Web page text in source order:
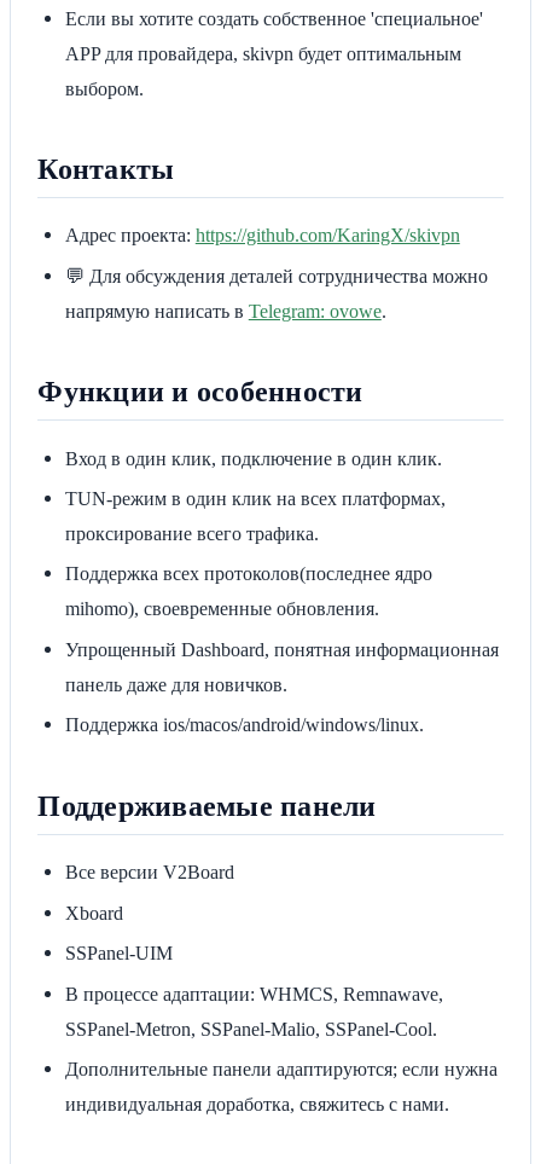
Если вы хотите создать собственное 'специальное'
APP для провайдера, skivpn будет оптимальным
выбором.
Контакты
Адрес проекта: https://github.com/KaringX/skivpn
💬 Для обсуждения деталей сотрудничества можно
напрямую написать в Telegram: ovowe.
Функции и особенности
Вход в один клик, подключение в один клик.
TUN-режим в один клик на всех платформах,
проксирование всего трафика.
Поддержка всех протоколов(последнее ядро
mihomo), своевременные обновления.
Упрощенный Dashboard, понятная информационная
панель даже для новичков.
Поддержка ios/macos/android/windows/linux.
Поддерживаемые панели
Все версии V2Board
Xboard
SSPanel-UIM
В процессе адаптации: WHMCS, Remnawave,
SSPanel-Metron, SSPanel-Malio, SSPanel-Cool.
Дополнительные панели адаптируются; если нужна
индивидуальная доработка, свяжитесь с нами.